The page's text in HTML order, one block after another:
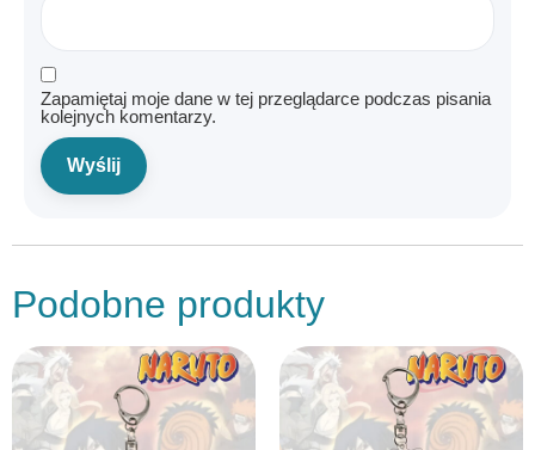
Zapamiętaj moje dane w tej przeglądarce podczas pisania
kolejnych komentarzy.
Podobne produkty